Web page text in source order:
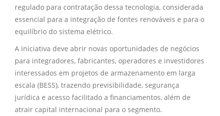
regulado para contratação dessa tecnologia, considerada
essencial para a integração de fontes renováveis e para o
equilíbrio do sistema elétrico.
A iniciativa deve abrir novas oportunidades de negócios
para integradores, fabricantes, operadores e investidores
interessados em projetos de armazenamento em larga
escala (BESS), trazendo previsibilidade, segurança
jurídica e acesso facilitado a financiamentos, além de
atrair capital internacional para o segmento.